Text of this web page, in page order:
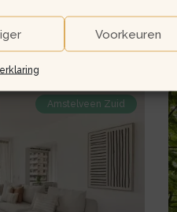
Voorkeuren
Gestoffeerd
Amstelveen Zuid